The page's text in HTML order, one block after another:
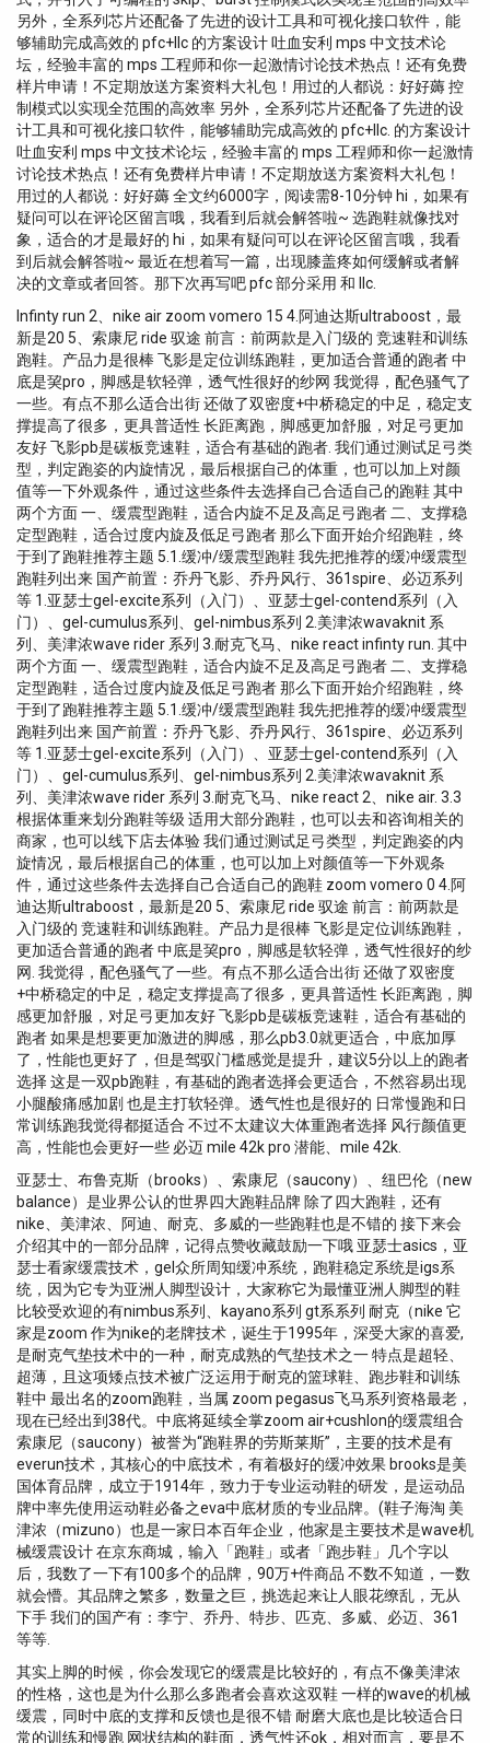
另外，全系列芯片还配备了先进的设计工具和可视化接口软件，能
够辅助完成高效的 pfc+llc 的方案设计 吐血安利 mps 中文技术论
坛，经验丰富的 mps 工程师和你一起激情讨论技术热点！还有免费
样片申请！不定期放送方案资料大礼包！用过的人都说：好好薅 控
制模式以实现全范围的高效率 另外，全系列芯片还配备了先进的设
计工具和可视化接口软件，能够辅助完成高效的 pfc+llc. 的方案设计
吐血安利 mps 中文技术论坛，经验丰富的 mps 工程师和你一起激情
讨论技术热点！还有免费样片申请！不定期放送方案资料大礼包！
用过的人都说：好好薅 全文约6000字，阅读需8-10分钟 hi，如果有
疑问可以在评论区留言哦，我看到后就会解答啦~ 选跑鞋就像找对
象，适合的才是最好的 hi，如果有疑问可以在评论区留言哦，我看
到后就会解答啦~ 最近在想着写一篇，出现膝盖疼如何缓解或者解
决的文章或者回答。那下次再写吧 pfc 部分采用 和 llc.
Infinty run 2、nike air zoom vomero 15 4.阿迪达斯ultraboost，最
新是20 5、索康尼 ride 驭途 前言：前两款是入门级的 竞速鞋和训练
跑鞋。产品力是很棒 飞影是定位训练跑鞋，更加适合普通的跑者 中
底是巭pro，脚感是软轻弹，透气性很好的纱网 我觉得，配色骚气了
一些。有点不那么适合出街 还做了双密度+中桥稳定的中足，稳定支
撑提高了很多，更具普适性 长距离跑，脚感更加舒服，对足弓更加
友好 飞影pb是碳板竞速鞋，适合有基础的跑者. 我们通过测试足弓类
型，判定跑姿的内旋情况，最后根据自己的体重，也可以加上对颜
值等一下外观条件，通过这些条件去选择自己合适自己的跑鞋 其中
两个方面 一、缓震型跑鞋，适合内旋不足及高足弓跑者 二、支撑稳
定型跑鞋，适合过度内旋及低足弓跑者 那么下面开始介绍跑鞋，终
于到了跑鞋推荐主题 5.1.缓冲/缓震型跑鞋 我先把推荐的缓冲缓震型
跑鞋列出来 国产前置：乔丹飞影、乔丹风行、361spire、必迈系列
等 1.亚瑟士gel-excite系列（入门）、亚瑟士gel-contend系列（入
门）、gel-cumulus系列、gel-nimbus系列 2.美津浓wavaknit 系
列、美津浓wave rider 系列 3.耐克飞马、nike react infinty run. 其中
两个方面 一、缓震型跑鞋，适合内旋不足及高足弓跑者 二、支撑稳
定型跑鞋，适合过度内旋及低足弓跑者 那么下面开始介绍跑鞋，终
于到了跑鞋推荐主题 5.1.缓冲/缓震型跑鞋 我先把推荐的缓冲缓震型
跑鞋列出来 国产前置：乔丹飞影、乔丹风行、361spire、必迈系列
等 1.亚瑟士gel-excite系列（入门）、亚瑟士gel-contend系列（入
门）、gel-cumulus系列、gel-nimbus系列 2.美津浓wavaknit 系
列、美津浓wave rider 系列 3.耐克飞马、nike react 2、nike air. 3.3
根据体重来划分跑鞋等级 适用大部分跑鞋，也可以去和咨询相关的
商家，也可以线下店去体验 我们通过测试足弓类型，判定跑姿的内
旋情况，最后根据自己的体重，也可以加上对颜值等一下外观条
件，通过这些条件去选择自己合适自己的跑鞋 zoom vomero 0 4.阿
迪达斯ultraboost，最新是20 5、索康尼 ride 驭途 前言：前两款是
入门级的 竞速鞋和训练跑鞋。产品力是很棒 飞影是定位训练跑鞋，
更加适合普通的跑者 中底是巭pro，脚感是软轻弹，透气性很好的纱
网. 我觉得，配色骚气了一些。有点不那么适合出街 还做了双密度
+中桥稳定的中足，稳定支撑提高了很多，更具普适性 长距离跑，脚
感更加舒服，对足弓更加友好 飞影pb是碳板竞速鞋，适合有基础的
跑者 如果是想要更加激进的脚感，那么pb3.0就更适合，中底加厚
了，性能也更好了，但是驾驭门槛感觉是提升，建议5分以上的跑者
选择 这是一双pb跑鞋，有基础的跑者选择会更适合，不然容易出现
小腿酸痛感加剧 也是主打软轻弹。透气性也是很好的 日常慢跑和日
常训练跑我觉得都挺适合 不过不太建议大体重跑者选择 风行颜值更
高，性能也会更好一些 必迈 mile 42k pro 潜能、mile 42k.
亚瑟士、布鲁克斯（brooks）、索康尼（saucony）、纽巴伦（new
balance）是业界公认的世界四大跑鞋品牌 除了四大跑鞋，还有
nike、美津浓、阿迪、耐克、多威的一些跑鞋也是不错的 接下来会
介绍其中的一部分品牌，记得点赞收藏鼓励一下哦 亚瑟士asics，亚
瑟士看家缓震技术，gel众所周知缓冲系统，跑鞋稳定系统是igs系
统，因为它专为亚洲人脚型设计，大家称它为最懂亚洲人脚型的鞋
比较受欢迎的有nimbus系列、kayano系列 gt系系列 耐克（nike 它
家是zoom 作为nike的老牌技术，诞生于1995年，深受大家的喜爱,
是耐克气垫技术中的一种，耐克成熟的气垫技术之一 特点是超轻、
超薄，且这项矮点技术被广泛运用于耐克的篮球鞋、跑步鞋和训练
鞋中 最出名的zoom跑鞋，当属 zoom pegasus飞马系列资格最老，
现在已经出到38代。中底将延续全掌zoom air+cushlon的缓震组合
索康尼（saucony）被誉为“跑鞋界的劳斯莱斯”，主要的技术是有
everun技术，其核心的中底技术，有着极好的缓冲效果 brooks是美
国体育品牌，成立于1914年，致力于专业运动鞋的研发，是运动品
牌中率先使用运动鞋必备之eva中底材质的专业品牌。(鞋子海淘 美
津浓（mizuno）也是一家日本百年企业，他家是主要技术是wave机
械缓震设计 在京东商城，输入「跑鞋」或者「跑步鞋」几个字以
后，我数了一下有100多个的品牌，90万+件商品 不数不知道，一数
就会懵。其品牌之繁多，数量之巨，挑选起来让人眼花缭乱，无从
下手 我们的国产有：李宁、乔丹、特步、匹克、多威、必迈、361
等等.
其实上脚的时候，你会发现它的缓震是比较好的，有点不像美津浓
的性格，这也是为什么那么多跑者会喜欢这双鞋 一样的wave的机械
缓震，同时中底的支撑和反馈也是很不错 耐磨大底也是比较适合日
常的训练和慢跑 网状结构的鞋面，透气性还ok，相对而言，要是不